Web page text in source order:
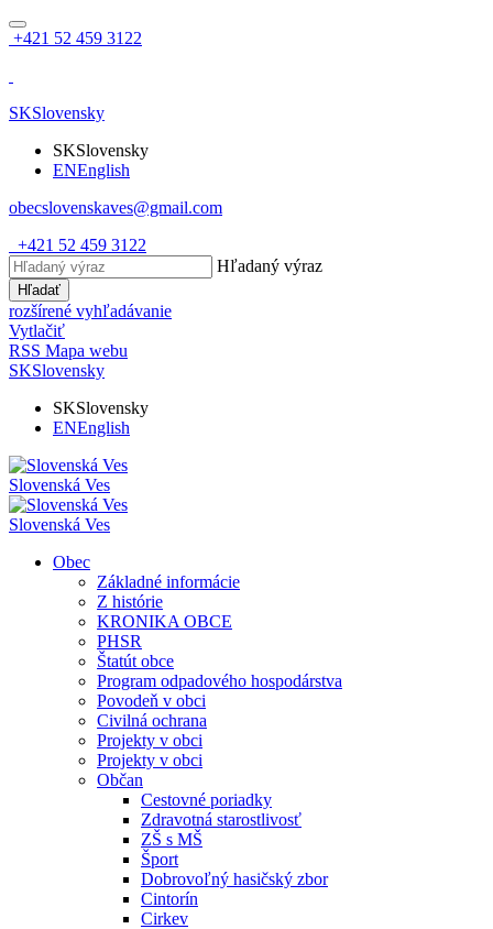
+421 52 459 3122
SKSlovensky
SKSlovensky
ENEnglish
obecslovenskaves@gmail.com
+421 52 459 3122
Hľadaný výraz
Hľadať
rozšírené vyhľadávanie
Vytlačiť
RSS Mapa webu
SKSlovensky
SKSlovensky
ENEnglish
Slovenská Ves
Slovenská Ves
Obec
Základné informácie
Z histórie
KRONIKA OBCE
PHSR
Štatút obce
Program odpadového hospodárstva
Povodeň v obci
Civilná ochrana
Projekty v obci
Projekty v obci
Občan
Cestovné poriadky
Zdravotná starostlivosť
ZŠ s MŠ
Šport
Dobrovoľný hasičský zbor
Cintorín
Cirkev